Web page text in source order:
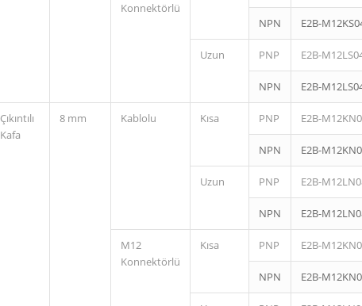
Konnektörlü
NPN E2B-
Uzun PNP E2B-
NPN E2B-
Çıkıntılı
Kafa
8 mm Kablolu Kısa PNP E2B-
NPN E2B-
Uzun PNP E2B-
NPN E2B-
M12
Konnektörlü
Kısa PNP E2B-
NPN E2B-